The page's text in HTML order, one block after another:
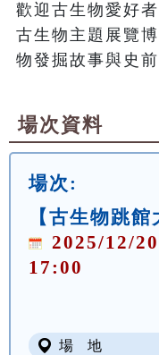
歡迎古生物愛好
古生物主題展覽
物發掘故事與史
場次資料
場次:
【古生物跳
2025/12/
17:00
場 地